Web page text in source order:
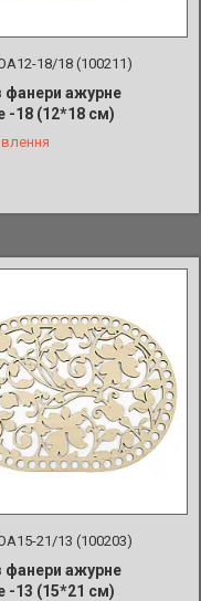
18/18 (100211)
фанери ажурне
-18 (12*18 см)
21/13 (100203)
фанери ажурне
-13 (15*21 см)